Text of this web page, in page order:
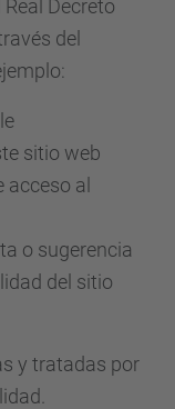
Decreto
del
sitio web
al
o sugerencia
del sitio
y tratadas por